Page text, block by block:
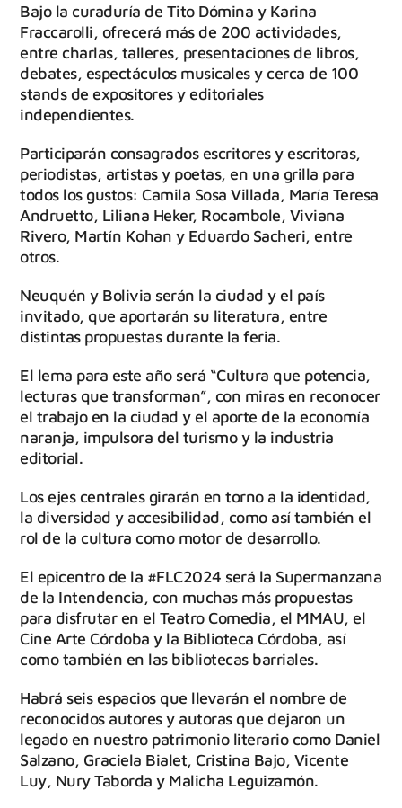
Bajo la curaduría de Tito Dómina y Karina
Fraccarolli, ofrecerá más de 200 actividades,
entre charlas, talleres, presentaciones de libros,
debates, espectáculos musicales y cerca de 100
stands de expositores y editoriales
independientes.
Participarán consagrados escritores y escritoras,
periodistas, artistas y poetas, en una grilla para
todos los gustos: Camila Sosa Villada, María Teresa
Andruetto, Liliana Heker, Rocambole, Viviana
Rivero, Martín Kohan y Eduardo Sacheri, entre
otros.
Neuquén y Bolivia serán la ciudad y el país
invitado, que aportarán su literatura, entre
distintas propuestas durante la feria.
El lema para este año será “Cultura que potencia,
lecturas que transforman”, con miras en reconocer
el trabajo en la ciudad y el aporte de la economía
naranja, impulsora del turismo y la industria
editorial.
Los ejes centrales girarán en torno a la identidad,
la diversidad y accesibilidad, como así también el
rol de la cultura como motor de desarrollo.
El epicentro de la #FLC2024 será la Supermanzana
de la Intendencia, con muchas más propuestas
para disfrutar en el Teatro Comedia, el MMAU, el
Cine Arte Córdoba y la Biblioteca Córdoba, así
como también en las bibliotecas barriales.
Habrá seis espacios que llevarán el nombre de
reconocidos autores y autoras que dejaron un
legado en nuestro patrimonio literario como Daniel
Salzano, Graciela Bialet, Cristina Bajo, Vicente
Luy, Nury Taborda y Malicha Leguizamón.